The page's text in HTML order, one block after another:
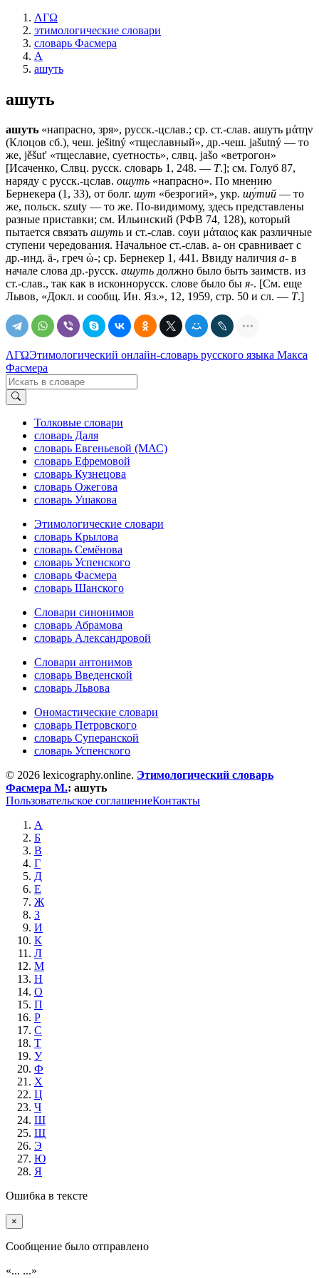
ΛΓΩ
этимологические словари
словарь Фасмера
А
ашуть
ашуть
ашуть «напрасно, зря», русск.-цслав.; ср. ст.-слав. ашуть μάτην
(Клоцов сб.), чеш. ješitný «тщеславный», др.-чеш. jašutný — то
же, jěšut' «тщеславие, суетность», слвц. jašo «ветрогон»
[Исаченко, Слвц. русск. словарь 1, 248. — Т.]; см. Голуб 87,
наряду с русск.-цслав. ошуть «напрасно». По мнению
Бернекера (1, 33), от болг. шут «безрогий», укр. шу́тий — то
же, польск. szuty — то же. По-видимому, здесь представлены
разные приставки; см. Ильинский (РФВ 74, 128), который
пытается связать ашуть и ст.-слав. соуи μάταιος как различные
ступени чередования. Начальное ст.-слав. а- он сравнивает с
др.-инд. ā-, греч ὠ-; ср. Бернекер 1, 441. Ввиду наличия а- в
начале слова др.-русск. ашуть должно было быть заимств. из
ст.-слав., так как в исконнорусск. слове было бы я-. [См. еще
Львов, «Докл. и сообщ. Ин. Яз.», 12, 1959, стр. 50 и сл. — Т.]
ΛΓΩЭтимологический онлайн-словарь русского языка Макса
Фасмера
Толковые словари
словарь Даля
словарь Евгеньевой (МАС)
словарь Ефремовой
словарь Кузнецова
словарь Ожегова
словарь Ушакова
Этимологические словари
словарь Крылова
словарь Семёнова
словарь Успенского
словарь Фасмера
словарь Шанского
Словари синонимов
словарь Абрамова
словарь Александровой
Словари антонимов
словарь Введенской
словарь Львова
Ономастические словари
словарь Петровского
словарь Суперанской
словарь Успенского
© 2026 lexicography.online. Этимологический словарь
Фасмера М.: ашуть
Пользовательское соглашениеКонтакты
А
Б
В
Г
Д
Е
Ж
З
И
К
Л
М
Н
О
П
Р
С
Т
У
Ф
Х
Ц
Ч
Ш
Щ
Э
Ю
Я
Ошибка в тексте
×
Cообщение было отправлено
«... ...»